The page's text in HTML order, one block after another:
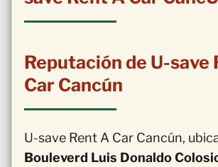
Reputación de U-save
Car Cancún
U-save Rent A Car Cancún,
Bouleverd Luis Donaldo